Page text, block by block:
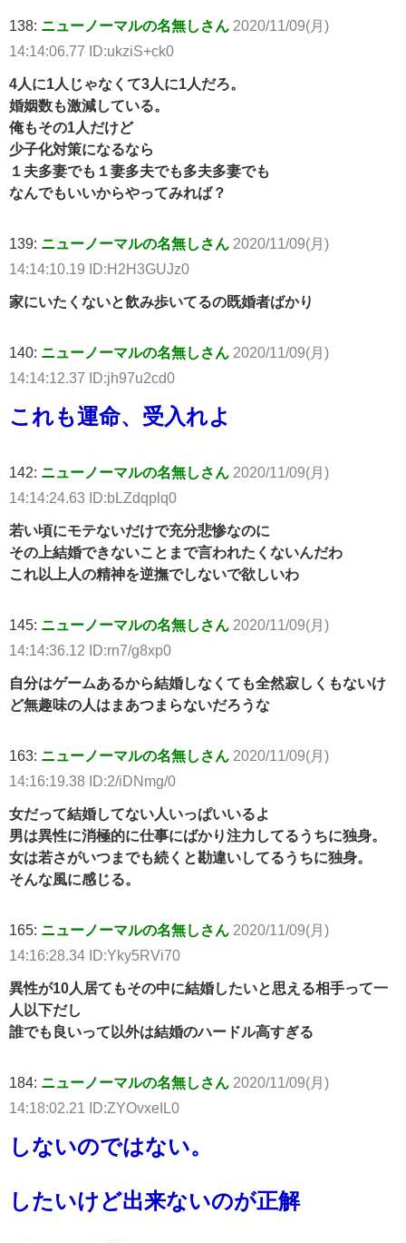
138: ニューノーマルの名無しさん 2020/11/09(月)
14:14:06.77 ID:ukziS+ck0
4人に1人じゃなくて3人に1人だろ。
婚姻数も激減している。
俺もその1人だけど
少子化対策になるなら
１夫多妻でも１妻多夫でも多夫多妻でも
なんでもいいからやってみれば？
139: ニューノーマルの名無しさん 2020/11/09(月)
14:14:10.19 ID:H2H3GUJz0
家にいたくないと飲み歩いてるの既婚者ばかり
140: ニューノーマルの名無しさん 2020/11/09(月)
14:14:12.37 ID:jh97u2cd0
これも運命、受入れよ
142: ニューノーマルの名無しさん 2020/11/09(月)
14:14:24.63 ID:bLZdqplq0
若い頃にモテないだけで充分悲惨なのに
その上結婚できないことまで言われたくないんだわ
これ以上人の精神を逆撫でしないで欲しいわ
145: ニューノーマルの名無しさん 2020/11/09(月)
14:14:36.12 ID:rn7/g8xp0
自分はゲームあるから結婚しなくても全然寂しくもないけ
ど無趣味の人はまあつまらないだろうな
163: ニューノーマルの名無しさん 2020/11/09(月)
14:16:19.38 ID:2/iDNmg/0
女だって結婚してない人いっぱいいるよ
男は異性に消極的に仕事にばかり注力してるうちに独身。
女は若さがいつまでも続くと勘違いしてるうちに独身。
そんな風に感じる。
165: ニューノーマルの名無しさん 2020/11/09(月)
14:16:28.34 ID:Yky5RVi70
異性が10人居てもその中に結婚したいと思える相手って一
人以下だし
誰でも良いって以外は結婚のハードル高すぎる
184: ニューノーマルの名無しさん 2020/11/09(月)
14:18:02.21 ID:ZYOvxeIL0
しないのではない。
したいけど出来ないのが正解